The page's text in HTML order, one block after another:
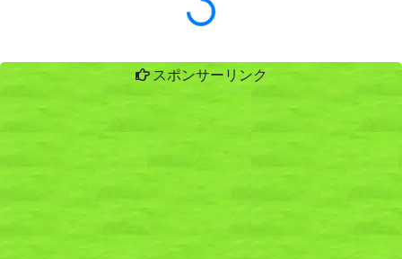
スポンサーリンク